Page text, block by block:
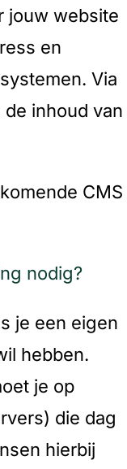
jouw website
en
Via
inhoud van
CMS
nodig?
je een eigen
hebben.
je op
die dag
hierbij